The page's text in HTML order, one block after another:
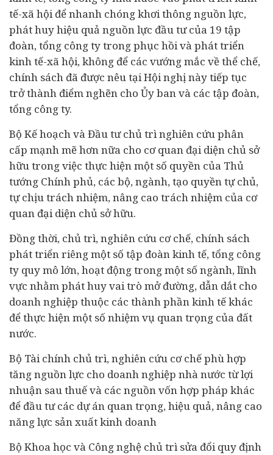
tế-xã hội để nhanh chóng khơi thông nguồn lực,
phát huy hiệu quả nguồn lực đầu tư của 19 tập
đoàn, tổng công ty trong phục hồi và phát triển
kinh tế-xã hội, không để các vướng mắc về thể chế,
chính sách đã được nêu tại Hội nghị này tiếp tục
trở thành điểm nghẽn cho Ủy ban và các tập đoàn,
tổng công ty.
Bộ Kế hoạch và Đầu tư chủ trì nghiên cứu phân
cấp mạnh mẽ hơn nữa cho cơ quan đại diện chủ sở
hữu trong việc thực hiện một số quyền của Thủ
tướng Chính phủ, các bộ, ngành, tạo quyền tự chủ,
tự chịu trách nhiệm, nâng cao trách nhiệm của cơ
quan đại diện chủ sở hữu.
Đồng thời, chủ trì, nghiên cứu cơ chế, chính sách
phát triển riêng một số tập đoàn kinh tế, tổng công
ty quy mô lớn, hoạt động trong một số ngành, lĩnh
vực nhằm phát huy vai trò mở đường, dẫn dắt cho
doanh nghiệp thuộc các thành phần kinh tế khác
để thực hiện một số nhiệm vụ quan trọng của đất
nước.
Bộ Tài chính chủ trì, nghiên cứu cơ chế phù hợp
tăng nguồn lực cho doanh nghiệp nhà nước từ lợi
nhuận sau thuế và các nguồn vốn hợp pháp khác
để đầu tư các dự án quan trọng, hiệu quả, nâng cao
năng lực sản xuất kinh doanh
Bộ Khoa học và Công nghệ chủ trì sửa đổi quy định